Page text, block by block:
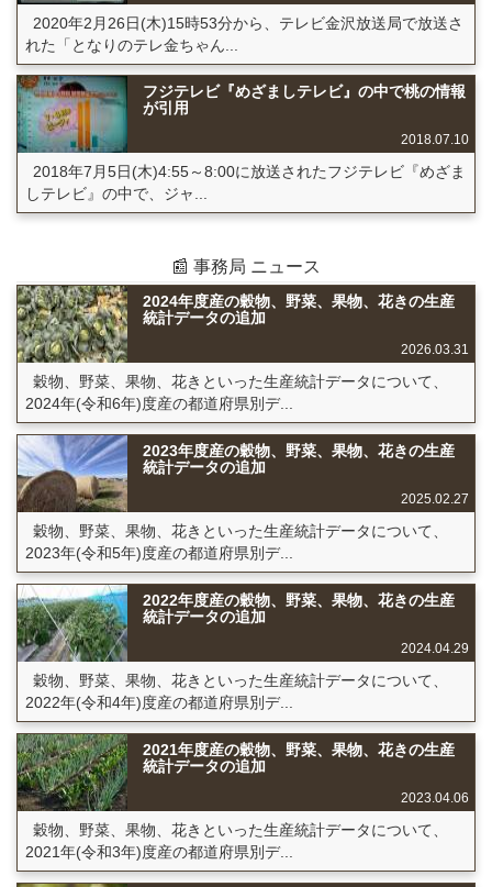
2020年2月26日(木)15時53分から、テレビ金沢放送局で放送さ
れた「となりのテレ金ちゃん...
フジテレビ『めざましテレビ』の中で桃の情報
が引用
2018.07.10
2018年7月5日(木)4:55～8:00に放送されたフジテレビ『めざま
しテレビ』の中で、ジャ...
📰 事務局 ニュース
2024年度産の穀物、野菜、果物、花きの生産
統計データの追加
2026.03.31
穀物、野菜、果物、花きといった生産統計データについて、
2024年(令和6年)度産の都道府県別デ...
2023年度産の穀物、野菜、果物、花きの生産
統計データの追加
2025.02.27
穀物、野菜、果物、花きといった生産統計データについて、
2023年(令和5年)度産の都道府県別デ...
2022年度産の穀物、野菜、果物、花きの生産
統計データの追加
2024.04.29
穀物、野菜、果物、花きといった生産統計データについて、
2022年(令和4年)度産の都道府県別デ...
2021年度産の穀物、野菜、果物、花きの生産
統計データの追加
2023.04.06
穀物、野菜、果物、花きといった生産統計データについて、
2021年(令和3年)度産の都道府県別デ...